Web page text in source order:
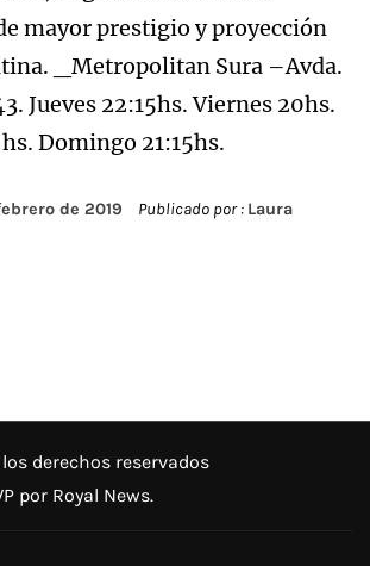
mayor prestigio y proyección
_Metropolitan Sura –Avda.
Jueves 22:15hs. Viernes 20hs.
Domingo 21:15hs.
de 2019 Publicado por : Laura
derechos reservados
por Royal News.